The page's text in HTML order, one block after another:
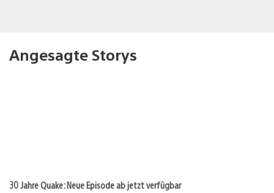
Angesagte Storys
30 Jahre Quake: Neue Episode ab jetzt verfügbar